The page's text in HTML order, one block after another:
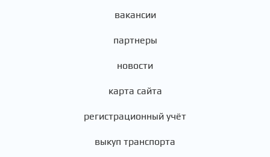
вакансии
партнеры
новости
карта сайта
регистрационный учёт
выкуп транспорта